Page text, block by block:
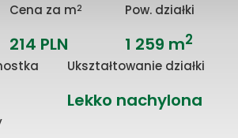
Cena za m2
214 PLN
Pow. działki
1 259 m2
Ukształtowanie działki
Lekko nachylona